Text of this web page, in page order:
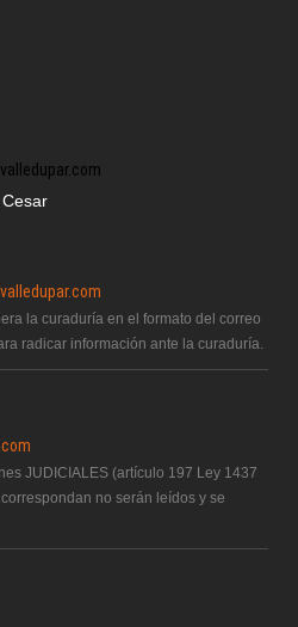
la curaduría en el formato del correo
radicar información ante la curaduría.
JUDICIALES (artículo 197 Ley 1437
no serán leídos y se